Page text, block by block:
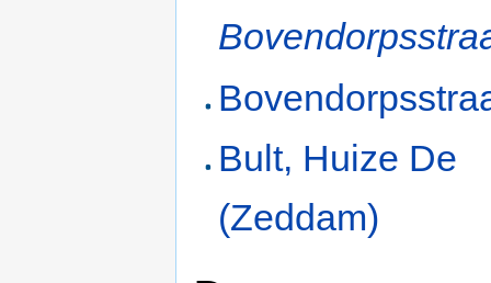
Bult, Huize De
(Zeddam)